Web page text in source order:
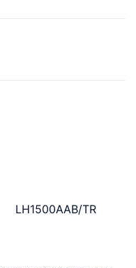
LH1500AAB/TR